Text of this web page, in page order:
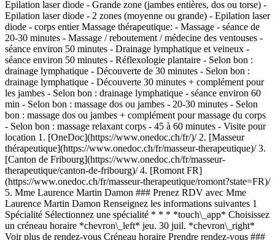
Epilation laser diode - Grande zone (jambes entières, dos ou torse) -
Epilation laser diode - 2 zones (moyenne ou grande) - Epilation laser
diode - corps entier Massage thérapeutique: - Massage - séance de
20-30 minutes - Massage / reboutement / médecine des ventouses -
séance environ 50 minutes - Drainage lymphatique et veineux -
séance environ 50 minutes - Réflexologie plantaire - Selon bon :
drainage lymphatique - Découverte de 30 minutes - Selon bon :
drainage lymphatique - Découverte 30 minutes + complément pour
les jambes - Selon bon : drainage lymphatique - séance environ 60
min - Selon bon : massage dos ou jambes - 20-30 minutes - Selon
bon : massage dos ou jambes + complément pour massage du corps
- Selon bon : massage relaxant corps - 45 à 60 minutes - Visite pour
location 1. [OneDoc](https://www.onedoc.ch/fr/)/ 2. [Masseur thérapeutique](https://www.onedoc.ch/fr/masseur-therapeutique)/ 3. [Canton de Fribourg](https://www.onedoc.ch/fr/masseur-therapeutique/canton-de-fribourg)/ 4. [Romont FR](https://www.onedoc.ch/fr/masseur-therapeutique/romont?state=FR)/ 5. Mme Laurence Martin Damon ### Prenez RDV avec Mme Laurence Martin Damon Renseignez les informations suivantes 1 Spécialité Sélectionnez une spécialité * * * *touch\_app* Choisissez un créneau horaire *chevron\_left* jeu. 30 juil. *chevron\_right* Voir plus de rendez-vous Créneau horaire Prendre rendez-vous ### Téléchargez l'app OneDoc Prenez rendez-vous en ligne chez un médecin, un dentiste ou un thérapeute proche de vous en Suisse. L'application OneDoc vous permet de gérer tous vos rendez-vous médicaux depuis votre natel, n'importe où et n'importe quand. ![Code QR redirigeant vers l’App Store ou Google Play pour télécharger l’app OneDoc Patients](https://www.onedoc.ch/assets/images/download-app-qr.jpeg) Scannez le QR code pour télécharger l’application [![Téléchargez notre application sur l'App Store!](https://www.onedoc.ch/assets/images/app-store-badge-fr.svg)](https://apps.apple.com/ch/app/onedoc/id1592376413?l=fr)[![Téléchargez notre application sur le Google Play Store!](https://www.onedoc.ch/assets/images/google-play-badge-fr.png)](https://play.google.com/store/apps/details?id=ch.onedoc.patient&hl=fr-CH) *keyboard\_arrow\_right* ## Spécialités associées [Spécialiste en soins esthétiques à Montreux](https://www.onedoc.ch/fr/specialiste-en-soins-esthetiques/montreux)[Spécialiste en soins esthétiques à Lausanne](https://www.onedoc.ch/fr/specialiste-en-soins-esthetiques/lausanne)[Spécialiste en soins esthétiques à Berne](https://www.onedoc.ch/fr/specialiste-en-soins-esthetiques/berne)[Spécialiste en soins esthétiques à Estavayer](https://www.onedoc.ch/fr/specialiste-en-soins-esthetiques/estavayer)[Spécialiste en soins esthétiques à Rivaz](https://www.onedoc.ch/fr/specialiste-en-soins-esthetiques/rivaz)[Spécialiste en soins esthétiques à Romont FR](https://www.onedoc.ch/fr/specialiste-en-soins-esthetiques/romont?state=FR)[Spécialiste en soins esthétiques à Boudry](https://www.onedoc.ch/fr/specialiste-en-soins-esthetiques/boudry)[Spécialiste en soins esthétiques à La Chaux-de-Fonds](https://www.onedoc.ch/fr/specialiste-en-soins-esthetiques/la-chaux-de-fonds)[Spécialiste en soins esthétiques à Neuchâtel](https://www.onedoc.ch/fr/specialiste-en-soins-esthetiques/neuchatel)[Spécialiste en soins esthétiques à Bussigny-près-Lausanne](https://www.onedoc.ch/fr/specialiste-en-soins-esthetiques/bussigny-pres-lausanne)[Spécialiste en soins esthétiques à Chexbres](https://www.onedoc.ch/fr/specialiste-en-soins-esthetiques/chexbres)[Spécialiste en soins esthétiques à Le Mont-sur-Lausanne](https://www.onedoc.ch/fr/specialiste-en-soins-esthetiques/le-mont-sur-lausanne)[Spécialiste en soins esthétiques à Lutry](https://www.onedoc.ch/fr/specialiste-en-soins-esthetiques/lutry)[Spécialiste en soins esthétiques à Préverenges](https://www.onedoc.ch/fr/specialiste-en-soins-esthetiques/preverenges)[Spécialiste en soins esthétiques à Romanel-sur-Lausanne](https://www.onedoc.ch/fr/specialiste-en-soins-esthetiques/romanel-sur-lausanne)[Spécialiste en soins esthétiques à Saint-Sulpice](https://www.onedoc.ch/fr/specialiste-en-soins-esthetiques/saint-sulpice)[Spécialiste en soins esthétiques à Bossonnens](https://www.onedoc.ch/fr/specialiste-en-soins-esthetiques/bossonnens)[Spécialiste en soins esthétiques à Granges-Paccot](https://www.onedoc.ch/fr/specialiste-en-soins-esthetiques/granges-paccot)[Spécialiste en soins esthétiques à Le Mouret](https://www.onedoc.ch/fr/specialiste-en-soins-esthetiques/le-mouret)[Spécialiste en soins esthétiques à Marly](https://www.onedoc.ch/fr/specialiste-en-soins-esthetiques/marly)[Masseur thérapeutique à Lausanne](https://www.onedoc.ch/fr/masseur-therapeutique/lausanne) *keyboard\_arrow\_right* ## Recherches fréquentes [Physiothérapeute à Lausanne](https://www.onedoc.ch/fr/physiotherapeute/lausanne)[Psychologue à Lausanne](https://www.onedoc.ch/fr/psychologue/lausanne)[Ostéopathe à Lausanne](https://www.onedoc.ch/fr/osteopathe/lausanne)[Masseur classique à Lausanne](https://www.onedoc.ch/fr/masseur-classique/lausanne)[Médecin généraliste à Lausanne](https://www.onedoc.ch/fr/medecin-generaliste/lausanne)[Médecin généraliste à Berne](https://www.onedoc.ch/fr/medecin-generaliste/berne)[Gynécologue obstétricien à Berne](https://www.onedoc.ch/fr/gynecologue-obstetricien/berne)[Physiothérapeute à Berne](https://www.onedoc.ch/fr/physiotherapeute/berne)[Thérapeute en drainage lymphatique à Lausanne](https://www.onedoc.ch/fr/therapeute-en-drainage-lymphatique/lausanne)[Réflexologue à Lausanne](https://www.onedoc.ch/fr/reflexologue/lausanne)[Médecin-dentiste à Lausanne](https://www.onedoc.ch/fr/medecin-dentiste/lausanne)[Ophtalmologue à Lausanne](https://www.onedoc.ch/fr/ophtalmologue/lausanne)[Ophtalmologue à Berne](https://www.onedoc.ch/fr/ophtalmologue/berne)[Thérapeute en hypnose à Lausanne](https://www.onedoc.ch/fr/therapeute-en-hypnose/lausanne)[Acupuncteur à Lausanne](https://www.onedoc.ch/fr/acupuncteur/lausanne)[Masseur thérapeutique à Lausanne](https://www.onedoc.ch/fr/masseur-therapeutique/lausanne)[Spécialiste en médecine interne générale à Berne](https://www.onedoc.ch/fr/specialiste-en-medecine-interne-generale/berne)[Thérapeute en nutrition MCO à Lausanne](https://www.onedoc.ch/fr/therapeute-en-nutrition-mco/lausanne)[Ostéopathe à Fribourg](https://www.onedoc.ch/fr/osteopathe/fribourg)[Gynécologue obstétricien à Lausanne](https://www.onedoc.ch/fr/gynecologue-obstetricien/lausanne)[Naturopathe MCO/TEN à Lausanne](https://www.onedoc.ch/fr/naturopathe-mco-ten/lausanne) *keyboard\_arrow\_right* ## Annuaire des professionnels de santé suisses [Liste des praticiens](https://www.onedoc.ch/fr/annuaire) [A](https://www.onedoc.ch/fr/annuaire/A) [B](https://www.onedoc.ch/fr/annuaire/B) [C](https://www.onedoc.ch/fr/annuaire/C) [D](https://www.onedoc.ch/fr/annuaire/D) [E](https://www.onedoc.ch/fr/annuaire/E) [F](https://www.onedoc.ch/fr/annuaire/F) [G](https://www.onedoc.ch/fr/annuaire/G) [H](https://www.onedoc.ch/fr/annuaire/H) [I](https://www.onedoc.ch/fr/annuaire/I) [J](https://www.onedoc.ch/fr/annuaire/J) [K](https://www.onedoc.ch/fr/annuaire/K) [L](https://www.onedoc.ch/fr/annuaire/L) [M](https://www.onedoc.ch/fr/annuaire/M) [N](https://www.onedoc.ch/fr/annuaire/N) [O](https://www.onedoc.ch/fr/annuaire/O) [P](https://www.onedoc.ch/fr/annuaire/P) [Q](https://www.onedoc.ch/fr/annuaire/Q) [R](https://www.onedoc.ch/fr/annuaire/R) [S](https://www.onedoc.ch/fr/annuaire/S) [T](https://www.onedoc.ch/fr/annuaire/T) [U](https://www.onedoc.ch/fr/annuaire/U) [V](https://www.onedoc.ch/fr/annuaire/V) [W](https://www.onedoc.ch/fr/annuaire/W) [X](https://www.onedoc.ch/fr/annuaire/X) [Y](https://www.onedoc.ch/fr/annuaire/Y) [Z](https://www.onedoc.ch/fr/annuaire/Z) ## OneDoc [Pour les professionnels de santé](https://info.onedoc.ch/fr/) [À propos de nous](https://info.onedoc.ch/fr/raison-d-etre/) [Presse](https://info.onedoc.ch/fr/presse/) [Carrières](https://career.onedoc.ch/fr) [Centre de confidentialité](https://privacy.onedoc.ch/fr/) [Gestion des cookies](javascript:Didomi.preferences.show%28%29) [Centre d'aide](https://help.onedoc.ch/fr/) ## Langues [Deutsch](https://www.onedoc.ch/de/masseurin-therapeutische-massage/romont/pcoht/laurence-martin-damon) [Français](https://www.onedoc.ch/fr/masseuse-therapeutique/romont/pcoht/laurence-martin-damon) [Italiano](https://www.onedoc.ch/it/massaggiatrice-terapeutica/romont/pcoht/laurence-martin-damon) [English](https://www.onedoc.ch/en/therapeutic-massage-therapist/romont/pcoht/laurence-martin-damon) ## Spécialités associées [Spécialiste en soins esthétiques à Montreux](https://www.onedoc.ch/fr/specialiste-en-soins-esthetiques/montreux) [Spécialiste en soins esthétiques à Lausanne](https://www.onedoc.ch/fr/specialiste-en-soins-esthetiques/lausanne) [Spécialiste en soins esthétiques à Berne](https://www.onedoc.ch/fr/specialiste-en-soins-esthetiques/berne) [Spécialiste en soins esthétiques à Estavayer](https://www.onedoc.ch/fr/specialiste-en-soins-esthetiques/estavayer) [Spécialiste en soins esthétiques à Rivaz](https://www.onedoc.ch/fr/specialiste-en-soins-esthetiques/rivaz) [Spécialiste en soins esthétiques à Romont FR](https://www.onedoc.ch/fr/specialiste-en-soins-esthetiques/romont?state=FR) [Spécialiste en soins esthétiques à Boudry](https://www.onedoc.ch/fr/specialiste-en-soins-esthetiques/boudry) [Spécialiste en soins esthétiques à La Chaux-de-Fonds](https://www.onedoc.ch/fr/specialiste-en-soins-esthetiques/la-chaux-de-fonds) [Spécialiste en soins esthétiques à Neuchâtel](https://www.onedoc.ch/fr/specialiste-en-soins-esthetiques/neuchatel) [Spécialiste en soins esthétiques à Bussigny-près-Lausanne](https://www.onedoc.ch/fr/specialiste-en-soins-esthetiques/bussigny-pres-lausanne) [Spécialiste en soins esthétiques à Chexbres](https://www.onedoc.ch/fr/specialiste-en-soins-esthetiques/chexbres) [Spécialiste en soins esthétiques à Le Mont-sur-Lausanne](https://www.onedoc.ch/fr/specialiste-en-soins-esthetiques/le-mont-sur-lausanne) [Spécialiste en soins esthétiques à Lutry](https://www.onedoc.ch/fr/specialiste-en-soins-esthetiques/lutry) [Spécialiste en soins esthétiques à Préverenges](https://www.onedoc.ch/fr/specialiste-en-soins-esthetiques/preverenges) [Spécialiste en soins esthétiques à Romanel-sur-Lausanne](https://www.onedoc.ch/fr/specialiste-en-soins-esthetiques/romanel-sur-lausanne) [Spécialiste en soins esthétiques à Saint-Sulpice](https://www.onedoc.ch/fr/specialiste-en-soins-esthetiques/saint-sulpice) [Spécialiste en soins esthétiques à Bossonnens](https://www.onedoc.ch/fr/specialiste-en-soins-esthetiques/bossonnens) [Spécialiste en soins esthétiques à Granges-Paccot](https://www.onedoc.ch/fr/speci